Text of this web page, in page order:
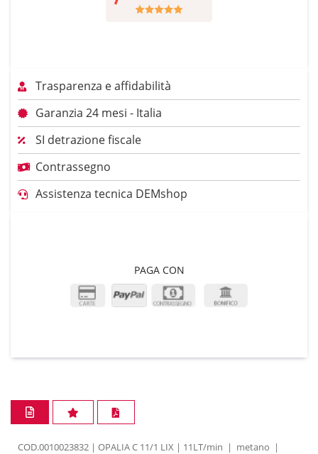
Trasparenza e affidabilità
Garanzia 24 mesi - Italia
SI detrazione fiscale
Contrassegno
Assistenza tecnica DEMshop
PAGA CON
COD.0010023832 | OPALIA C 11/1 LIX | 11LT/min | metano |